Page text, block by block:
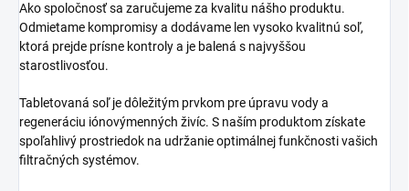
Ako spoločnosť sa zaručujeme za kvalitu nášho produktu.
Odmietame kompromisy a dodávame len vysoko kvalitnú soľ,
ktorá prejde prísne kontroly a je balená s najvyššou
starostlivosťou.
Tabletovaná soľ je dôležitým prvkom pre úpravu vody a
regeneráciu iónovýmenných živíc. S naším produktom získate
spoľahlivý prostriedok na udržanie optimálnej funkčnosti vašich
filtračných systémov.